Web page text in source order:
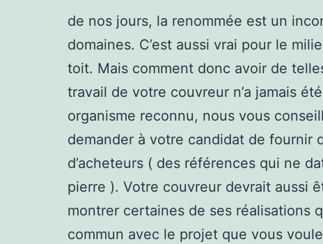
de nos jours, la renommée est un
domaines. C’est aussi vrai pour le
toit. Mais comment donc avoir de
travail de votre couvreur n’a jamais
organisme reconnu, nous vous
demander à votre candidat de fournir
d’acheteurs ( des références qui ne
pierre ). Votre couvreur devrait aussi
montrer certaines de ses réalisations
commun avec le projet que vous